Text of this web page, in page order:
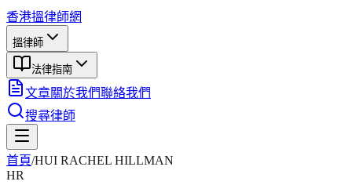
香港搵律師網
搵律師
法律指南
文章關於我們聯絡我們
搜尋律師
首頁/HUI RACHEL HILLMAN
HR